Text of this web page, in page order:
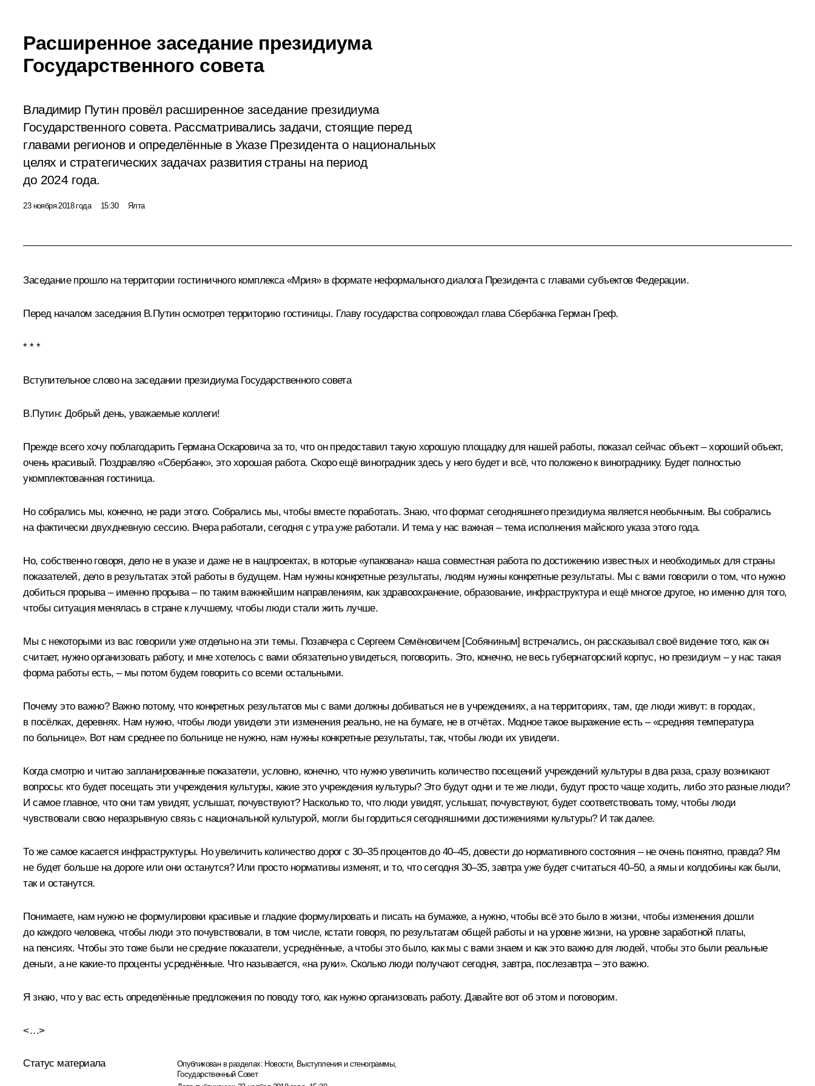
Расширенное заседание президиума
Государственного совета
Владимир Путин провёл расширенное заседание президиума
Государственного совета. Рассматривались задачи, стоящие перед
главами регионов и определённые в Указе Президента о национальных
целях и стратегических задачах развития страны на период
до 2024 года.
23 ноября 2018 года 15:30 Ялта
Заседание прошло на территории гостиничного комплекса «Мрия» в формате неформального диалога Президента с главами субъектов Федерации.
Перед началом заседания В.Путин осмотрел территорию гостиницы. Главу государства сопровождал глава Сбербанка Герман Греф.
* * *
Вступительное слово на заседании президиума Государственного совета
В.Путин: Добрый день, уважаемые коллеги!
Прежде всего хочу поблагодарить Германа Оскаровича за то, что он предоставил такую хорошую площадку для нашей работы, показал сейчас объект – хороший объект,
очень красивый. Поздравляю «Сбербанк», это хорошая работа. Скоро ещё виноградник здесь у него будет и всё, что положено к винограднику. Будет полностью
укомплектованная гостиница.
Но собрались мы, конечно, не ради этого. Собрались мы, чтобы вместе поработать. Знаю, что формат сегодняшнего президиума является необычным. Вы собрались
на фактически двухдневную сессию. Вчера работали, сегодня с утра уже работали. И тема у нас важная – тема исполнения майского указа этого года.
Но, собственно говоря, дело не в указе и даже не в нацпроектах, в которые «упакована» наша совместная работа по достижению известных и необходимых для страны
показателей, дело в результатах этой работы в будущем. Нам нужны конкретные результаты, людям нужны конкретные результаты. Мы с вами говорили о том, что нужно
добиться прорыва – именно прорыва – по таким важнейшим направлениям, как здравоохранение, образование, инфраструктура и ещё многое другое, но именно для того,
чтобы ситуация менялась в стране к лучшему, чтобы люди стали жить лучше.
Мы с некоторыми из вас говорили уже отдельно на эти темы. Позавчера с Сергеем Семёновичем [Собяниным] встречались, он рассказывал своё видение того, как он
считает, нужно организовать работу, и мне хотелось с вами обязательно увидеться, поговорить. Это, конечно, не весь губернаторский корпус, но президиум – у нас такая
форма работы есть, – мы потом будем говорить со всеми остальными.
Почему это важно? Важно потому, что конкретных результатов мы с вами должны добиваться не в учреждениях, а на территориях, там, где люди живут: в городах,
в посёлках, деревнях. Нам нужно, чтобы люди увидели эти изменения реально, не на бумаге, не в отчётах. Модное такое выражение есть – «средняя температура
по больнице». Вот нам среднее по больнице не нужно, нам нужны конкретные результаты, так, чтобы люди их увидели.
Когда смотрю и читаю запланированные показатели, условно, конечно, что нужно увеличить количество посещений учреждений культуры в два раза, сразу возникают
вопросы: кто будет посещать эти учреждения культуры, какие это учреждения культуры? Это будут одни и те же люди, будут просто чаще ходить, либо это разные люди?
И самое главное, что они там увидят, услышат, почувствуют? Насколько то, что люди увидят, услышат, почувствуют, будет соответствовать тому, чтобы люди
чувствовали свою неразрывную связь с национальной культурой, могли бы гордиться сегодняшними достижениями культуры? И так далее.
То же самое касается инфраструктуры. Но увеличить количество дорог с 30–35 процентов до 40–45, довести до нормативного состояния – не очень понятно, правда? Ям
не будет больше на дороге или они останутся? Или просто нормативы изменят, и то, что сегодня 30–35, завтра уже будет считаться 40–50, а ямы и колдобины как были,
так и останутся.
Понимаете, нам нужно не формулировки красивые и гладкие формулировать и писать на бумажке, а нужно, чтобы всё это было в жизни, чтобы изменения дошли
до каждого человека, чтобы люди это почувствовали, в том числе, кстати говоря, по результатам общей работы и на уровне жизни, на уровне заработной платы,
на пенсиях. Чтобы это тоже были не средние показатели, усреднённые, а чтобы это было, как мы с вами знаем и как это важно для людей, чтобы это были реальные
деньги, а не какие-то проценты усреднённые. Что называется, «на руки». Сколько люди получают сегодня, завтра, послезавтра – это важно.
Я знаю, что у вас есть определённые предложения по поводу того, как нужно организовать работу. Давайте вот об этом и поговорим.
<…>
Статус материала Опубликован в разделах: Новости, Выступления и стенограммы,
Государственный Совет